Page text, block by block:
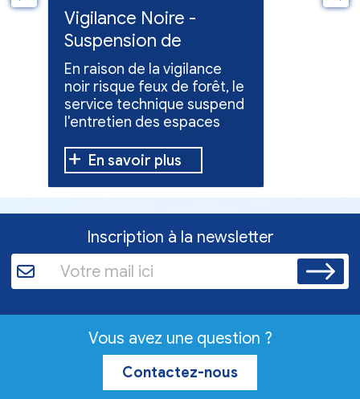
Vigilance Noire -
Suspension de
l'entretien des
espaces verts
En raison de la vigilance
noir risque feux de forêt, le
service technique suspend
l'entretien des espaces
En savoir plus
Feux
Inscription à la newsletter
Vous avez une question ?
Contactez-nous